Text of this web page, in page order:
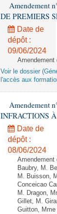
Amendement
DE PREMIERS
Date de
dépôt :
09/06/2024
Amendement
Voir le dossier
l'accès aux
Amendement
INFRACTIONS
Date de
dépôt :
08/06/2024
Baubry, M.
M. Buisson,
Conceicao
M. Dragon,
Gillet, M.
Guitton,